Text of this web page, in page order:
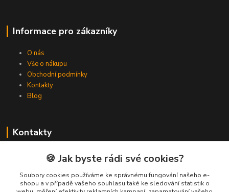
Informace pro zákazníky
O nás
Vše o nákupu
Obchodní podmínky
Kontakty
Blog
Kontakty
Zákaznická podpora Spojovat.cz
+420 606 036 459
(PO-PÁ, 8-16 hod.)
🍪 Jak byste rádi své cookies?
Soubory cookies používáme ke správnému fungování našeho e-
shopu a v případě vašeho souhlasu také ke sledování statistik o